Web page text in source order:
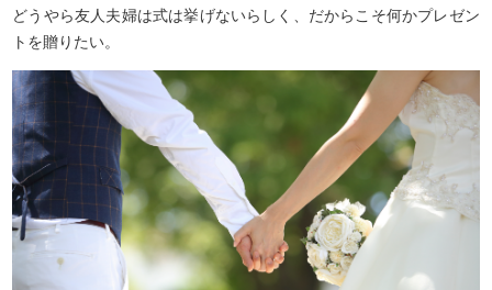
どうやら友人夫婦は式は挙げないらしく、だからこそ何かプレゼン
トを贈りたい。